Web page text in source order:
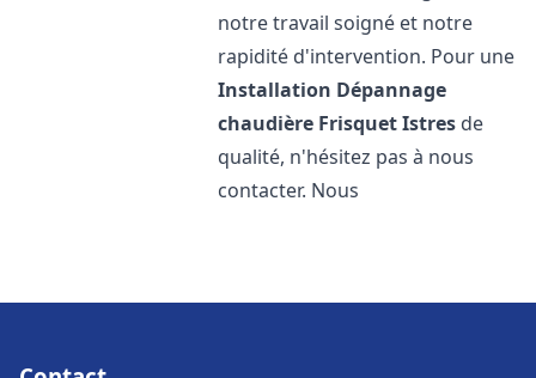
notre travail soigné et notre
rapidité d'intervention. Pour une
Installation Dépannage
chaudière FrisquetIstres de
qualité, n'hésitez pas à nous
contacter. Nous